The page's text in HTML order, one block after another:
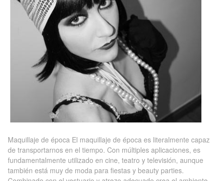
Maquillaje de época El maquillaje de época es literalmente capaz
de transportarnos en el tiempo. Con múltiples aplicaciones, es
fundamentalmente utilizado en cine, teatro y televisión, aunque
también está muy de moda para fiestas y beauty parties.